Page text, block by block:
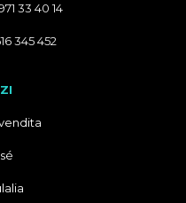
33 40 14
345 452